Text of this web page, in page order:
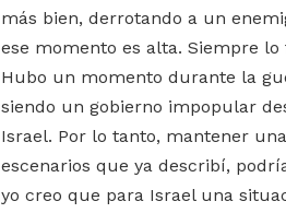
más bien, derrotando a un
ese momento es alta. Siempre
Hubo un momento durante la
siendo un gobierno impopular
Israel. Por lo tanto, mantener
escenarios que ya describí,
yo creo que para Israel una